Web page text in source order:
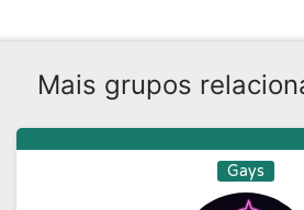
Mais grupos
Gays